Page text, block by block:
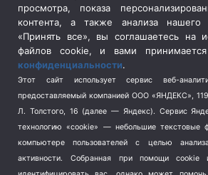
Социальная политика
(3)
Спецоперация в Украине
Спецоперация на Украине
(404)
Спорт (740)
Терроризм (1)
Транспорт (262)
Туризм (178)
Флот (76)
просмотра, показа
контента, а также анализа нашего
«Принять все», вы соглашаетесь на
файлов cookie, и вами
конфиденциальности.
Этот сайт использует сервис веб-
предоставляемый компанией ООО «ЯНДЕКС»,
Л. Толстого, 16 (далее — Яндекс). Сервис
технологию «cookie» — небольшие текстовые
компьютере пользователей с целью
активности.
Собранная при помощи cookie